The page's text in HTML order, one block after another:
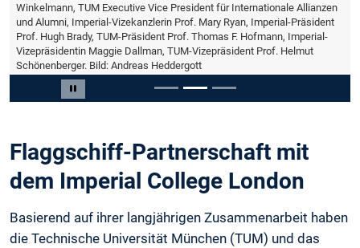
Carousel pausieren
Winkelmann, TUM Executive Vice President für Internationale Allianzen
und Alumni, Imperial-Vizekanzlerin Prof. Mary Ryan, Imperial-Präsident
Prof. Hugh Brady, TUM-Präsident Prof. Thomas F. Hofmann, Imperial-
Vizepräsidentin Maggie Dallman, TUM-Vizepräsident Prof. Helmut
Schönenberger. Bild: Andreas Heddergott
Slide 2 von 3
Flaggschiff-Partnerschaft mit
dem Imperial College London
Basierend auf ihrer langjährigen Zusammenarbeit haben
die Technische Universität München (TUM) und das